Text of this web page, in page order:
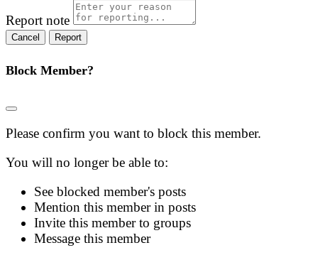
Report note
Report
Block Member?
Please confirm you want to block this member.
You will no longer be able to:
See blocked member's posts
Mention this member in posts
Invite this member to groups
Message this member